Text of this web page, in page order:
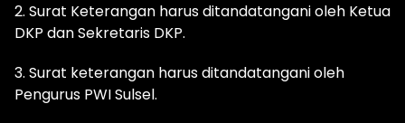
2. Surat Keterangan harus ditandatangani oleh Ketua
DKP dan Sekretaris DKP.
3. Surat keterangan harus ditandatangani oleh
Pengurus PWI Sulsel.